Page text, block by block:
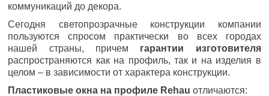
коммуникаций до декора.
Сегодня светопрозрачные конструкции компании
пользуются спросом практически во всех городах
нашей страны, причем гарантии изготовителя
распространяются как на профиль, так и на изделия в
целом – в зависимости от характера конструкции.
Пластиковые окна на профиле Rehau отличаются: